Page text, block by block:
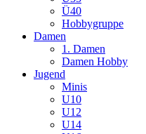
Ü40
Hobbygruppe
Damen
1. Damen
Damen Hobby
Jugend
Minis
U10
U12
U14